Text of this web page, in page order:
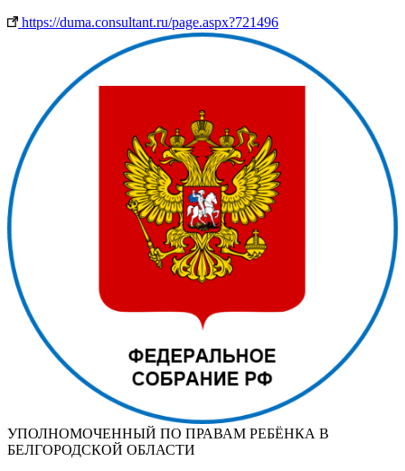
https://duma.consultant.ru/page.aspx?721496
УПОЛНОМОЧЕННЫЙ ПО ПРАВАМ РЕБЁНКА В
БЕЛГОРОДСКОЙ ОБЛАСТИ